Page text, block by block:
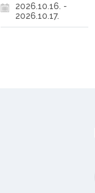
2026.10.16. -
2026.10.17.